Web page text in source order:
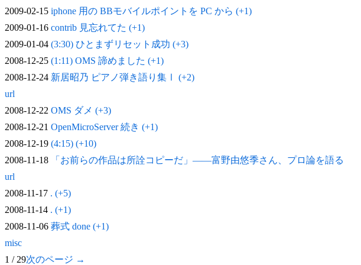
2009-02-15 iphone 用の BBモバイルポイントを PC から (+1)
2009-01-16 contrib 見忘れてた (+1)
2009-01-04 (3:30) ひとまずリセット成功 (+3)
2008-12-25 (1:11) OMS 諦めました (+1)
2008-12-24 新居昭乃 ピアノ弾き語り集Ⅰ (+2)
url
2008-12-22 OMS ダメ (+3)
2008-12-21 OpenMicroServer 続き (+1)
2008-12-19 (4:15) (+10)
2008-11-18
「お前らの作品は所詮コピーだ」——富野由悠季さん、プロ論を語る
url
2008-11-17 . (+5)
2008-11-14 . (+1)
2008-11-06 葬式 done (+1)
misc
1 / 29次のページ →